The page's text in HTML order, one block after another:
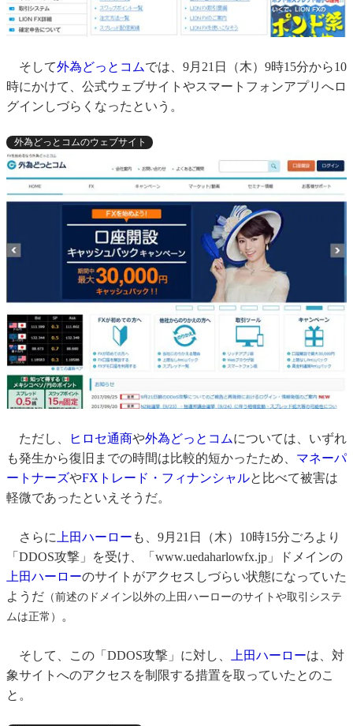
そして外為どっとコムでは、9月21日（木）9時15分から10
時にかけて、公式ウェブサイトやスマートフォンアプリへロ
グインしづらくなったという。
外為どっとコムのウェブサイト
ただし、 ヒロセ通商や外為どっとコムについては、いずれ
も発生から復旧までの時間は比較的短かったため、 マネーパ
ートナーズやFXトレード・フィナンシャルと比べて被害は
軽微であったといえそうだ。
さらに 上田ハーロー も、9月21日（木）10時15分ごろより
「DDOS攻撃」を受け、「www.uedaharlowfx.jp」ドメインの
上田ハーローのサイトがアクセスしづらい状態になっていた
ようだ （前述のドメイン以外の上田ハーローのサイトや取引システ
ムは正常）
。
そして、この「DDOS攻撃」に対し、 上田ハーローは、対
象サイトへのアクセスを制限する措置を取っていたとのこ
と。